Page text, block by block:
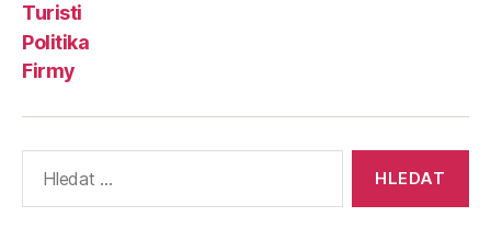
Turisti
Politika
Firmy
vyhledávání: